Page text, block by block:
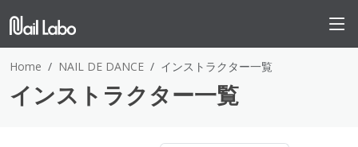
Home NAIL DE DANCE インストラクター一覧
インストラクター一覧